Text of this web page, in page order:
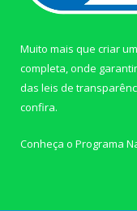
Muito mais que criar
completa, onde
das leis de
confira.
Conheça o Programa